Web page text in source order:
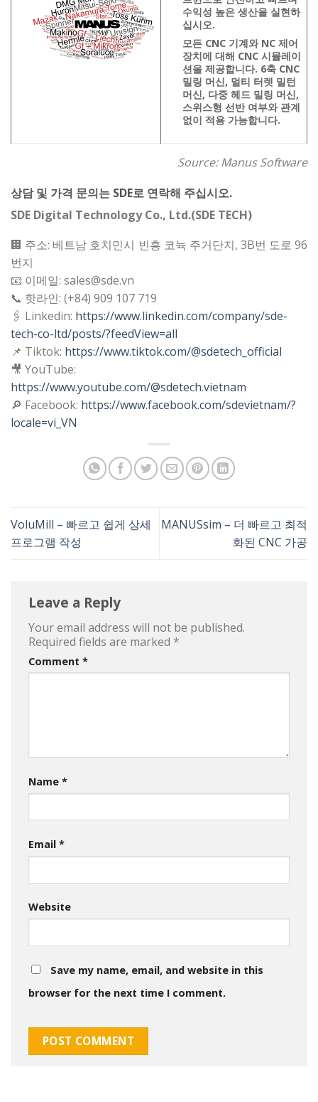
수익성 높은 생산을 실현하
십시오.
모든 CNC 기계와 NC 제어
장치에 대해 CNC 시뮬레이
션을 제공합니다. 6축 CNC
밀링 머신, 멀티 터렛 밀턴
머신, 다중 헤드 밀링 머신,
스위스형 선반 여부와 관계
없이 적용 가능합니다.
Source: Manus Software
상담 및 가격 문의는 SDE로 연락해 주십시오.
SDE Digital Technology Co., Ltd.(SDE TECH)
🏢 주소: 베트남 호치민시 빈흥 코뉵 주거단지, 3B번 도로 96
번지
📧 이메일: sales@sde.vn
📞 핫라인: (+84) 909 107 719
🖇 Linkedin: https://www.linkedin.com/company/sde-
tech-co-ltd/posts/?feedView=all
📌 Tiktok: https://www.tiktok.com/@sdetech_official
🎥 YouTube:
https://www.youtube.com/@sdetech.vietnam
🔎 Facebook: https://www.facebook.com/sdevietnam/?
locale=vi_VN
VoluMill – 빠르고 쉽게 상세
프로그램 작성
MANUSsim – 더 빠르고 최적
화된 CNC 가공
Leave a Reply
Your email address will not be published.
Required fields are marked *
Comment *
Name *
Email *
Website
Save my name, email, and website in this
browser for the next time I comment.